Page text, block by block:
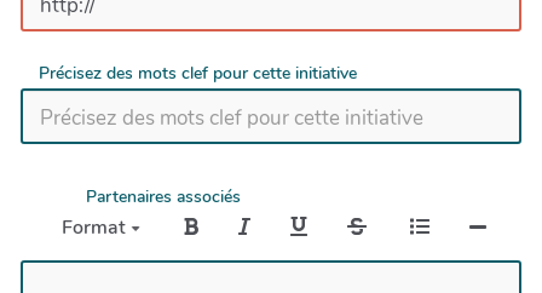
Précisez des mots clef pour cette initiative
Partenaires associés
Format